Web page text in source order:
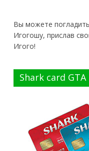
Вы можете
Игогошу, прислав
Игого!
Shark card GTA